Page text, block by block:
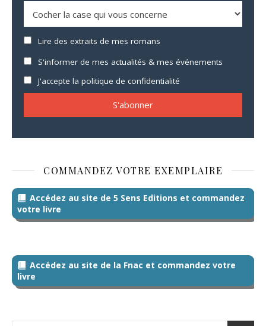
Lire des extraits de mes romans
S'informer de mes actualités & mes événements
J'accepte la politique de confidentialité
COMMANDEZ VOTRE EXEMPLAIRE
Accédez au site de 5 Sens Editions et commandez
votre livre
Accédez au site de la Fnac et commandez votre
livre